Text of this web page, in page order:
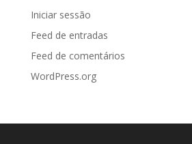
Iniciar sessão
Feed de entradas
Feed de comentários
WordPress.org